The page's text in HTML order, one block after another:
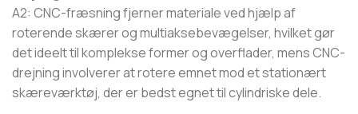
A2: CNC-fræsning fjerner materiale ved hjælp af
roterende skærer og multiaksebevægelser, hvilket gør
det ideelt til komplekse former og overflader, mens CNC-
drejning involverer at rotere emnet mod et stationært
skæreværktøj, der er bedst egnet til cylindriske dele.